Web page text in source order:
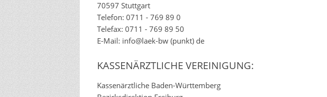
70597 Stuttgart
Telefon: 0711 - 769 89 0
Telefax: 0711 - 769 89 50
E-Mail: info@laek-bw (punkt) de
KASSENÄRZTLICHE VEREINIGUNG:
Kassenärztliche Baden-Württemberg